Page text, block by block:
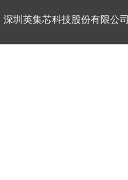
圳英集芯科技股份有限公司